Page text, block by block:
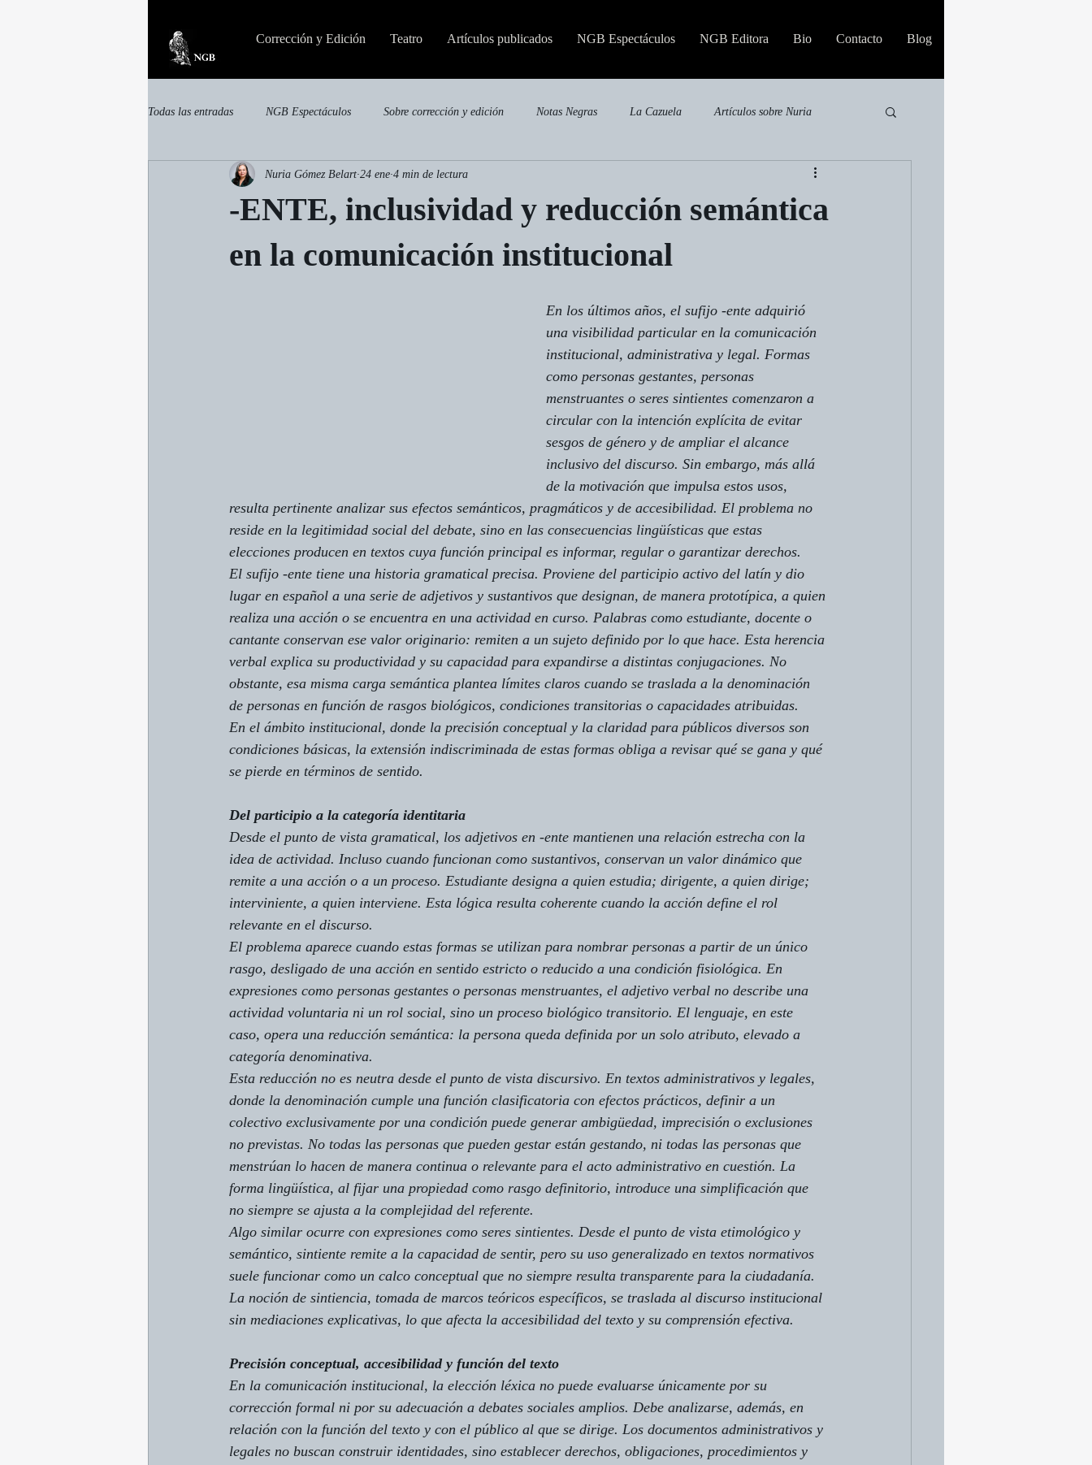
Corrección y Edición Teatro Artículos publicados NGB Espectáculos NGB Editora Bio Contacto Blog
Todas las entradas NGB Espectáculos Sobre corrección y edición Notas Negras La Cazuela Artículos sobre Nuria
Otras publicaciones Publicaciones especializadas
-ENTE, inclusividad y reducción semántica
en la comunicación institucional
Nuria Gómez Belart 24 ene 4 min de lectura
En los últimos años, el sufijo -ente adquirió
una visibilidad particular en la comunicación
institucional, administrativa y legal. Formas
como personas gestantes, personas
menstruantes o seres sintientes comenzaron a
circular con la intención explícita de evitar
sesgos de género y de ampliar el alcance
inclusivo del discurso. Sin embargo, más allá
de la motivación que impulsa estos usos,
resulta pertinente analizar sus efectos semánticos, pragmáticos y de accesibilidad. El problema no
reside en la legitimidad social del debate, sino en las consecuencias lingüísticas que estas
elecciones producen en textos cuya función principal es informar, regular o garantizar derechos.
El sufijo -ente tiene una historia gramatical precisa. Proviene del participio activo del latín y dio
lugar en español a una serie de adjetivos y sustantivos que designan, de manera prototípica, a quien
realiza una acción o se encuentra en una actividad en curso. Palabras como estudiante, docente o
cantante conservan ese valor originario: remiten a un sujeto definido por lo que hace. Esta herencia
verbal explica su productividad y su capacidad para expandirse a distintas conjugaciones. No
obstante, esa misma carga semántica plantea límites claros cuando se traslada a la denominación
de personas en función de rasgos biológicos, condiciones transitorias o capacidades atribuidas.
En el ámbito institucional, donde la precisión conceptual y la claridad para públicos diversos son
condiciones básicas, la extensión indiscriminada de estas formas obliga a revisar qué se gana y qué
se pierde en términos de sentido.
Del participio a la categoría identitaria
Desde el punto de vista gramatical, los adjetivos en -ente mantienen una relación estrecha con la
idea de actividad. Incluso cuando funcionan como sustantivos, conservan un valor dinámico que
remite a una acción o a un proceso. Estudiante designa a quien estudia; dirigente, a quien dirige;
interviniente, a quien interviene. Esta lógica resulta coherente cuando la acción define el rol
relevante en el discurso.
El problema aparece cuando estas formas se utilizan para nombrar personas a partir de un único
rasgo, desligado de una acción en sentido estricto o reducido a una condición fisiológica. En
expresiones como personas gestantes o personas menstruantes, el adjetivo verbal no describe una
actividad voluntaria ni un rol social, sino un proceso biológico transitorio. El lenguaje, en este
caso, opera una reducción semántica: la persona queda definida por un solo atributo, elevado a
categoría denominativa.
Esta reducción no es neutra desde el punto de vista discursivo. En textos administrativos y legales,
donde la denominación cumple una función clasificatoria con efectos prácticos, definir a un
colectivo exclusivamente por una condición puede generar ambigüedad, imprecisión o exclusiones
no previstas. No todas las personas que pueden gestar están gestando, ni todas las personas que
menstrúan lo hacen de manera continua o relevante para el acto administrativo en cuestión. La
forma lingüística, al fijar una propiedad como rasgo definitorio, introduce una simplificación que
no siempre se ajusta a la complejidad del referente.
Algo similar ocurre con expresiones como seres sintientes. Desde el punto de vista etimológico y
semántico, sintiente remite a la capacidad de sentir, pero su uso generalizado en textos normativos
suele funcionar como un calco conceptual que no siempre resulta transparente para la ciudadanía.
La noción de sintiencia, tomada de marcos teóricos específicos, se traslada al discurso institucional
sin mediaciones explicativas, lo que afecta la accesibilidad del texto y su comprensión efectiva.
Precisión conceptual, accesibilidad y función del texto
En la comunicación institucional, la elección léxica no puede evaluarse únicamente por su
corrección formal ni por su adecuación a debates sociales amplios. Debe analizarse, además, en
relación con la función del texto y con el público al que se dirige. Los documentos administrativos y
legales no buscan construir identidades, sino establecer derechos, obligaciones, procedimientos y